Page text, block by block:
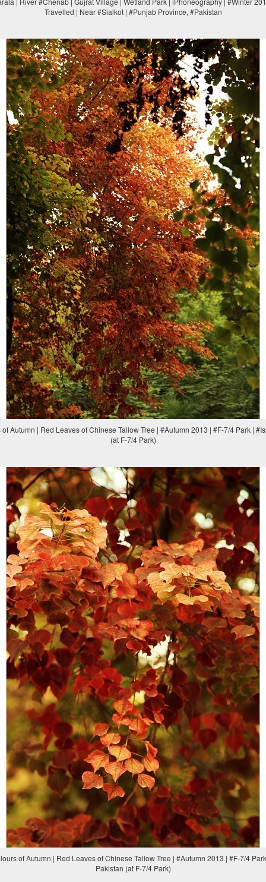
Travelled | Near #Sialkot | #Punjab Province, #Pakistan
Autumn | Red Leaves of Chinese Tallow Tree | #Autumn 2013 | #F-7/4 Park |
(at F-7/4 Park)
of Autumn | Red Leaves of Chinese Tallow Tree | #Autumn 2013 | #F-7/4
Pakistan (at F-7/4 Park)